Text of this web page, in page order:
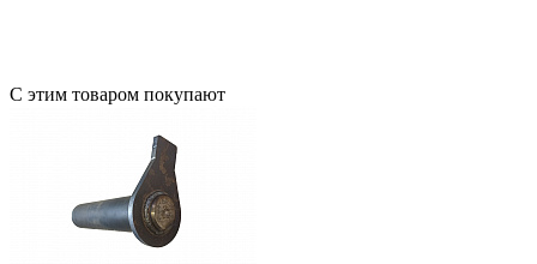
С этим товаром покупают